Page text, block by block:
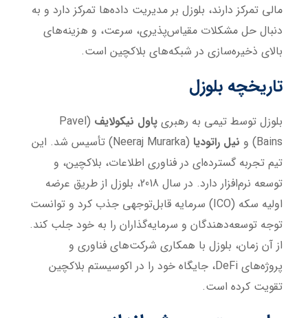
مالی تمرکز دارند، بلوزل بر مدیریت داده‌ها تمرکز دارد و به
دنبال حل مشکلات مقیاس‌پذیری، سرعت، و هزینه‌های
بالای ذخیره‌سازی در شبکه‌های بلاکچین است.
تاریخچه بلوزل
بلوزل توسط تیمی به رهبریپاول نیکولایف (Pavel
Bains) و
نیل راتودیا
(Neeraj Murarka) تأسیس شد. این
تیم تجربه گسترده‌ای در فناوری اطلاعات، بلاکچین، و
توسعه نرم‌افزار دارد. در سال 2018، بلوزل از طریق عرضه
اولیه سکه (ICO) سرمایه قابل‌توجهی جذب کرد و توانست
توجه توسعه‌دهندگان و سرمایه‌گذاران را به خود جلب کند.
از آن زمان، بلوزل با همکاری شرکت‌های فناوری و
پروژه‌های DeFi، جایگاه خود را در اکوسیستم بلاکچین
تقویت کرده است.